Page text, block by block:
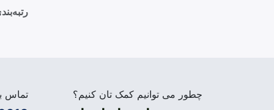
چطور می توانیم کمک تان کنیم؟ تماس